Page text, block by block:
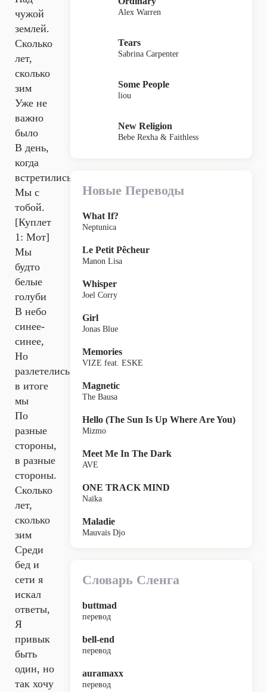
чужой
землей.
Сколько
лет,
сколько
зим
Уже не
важно
было
В день,
когда
встретились
Мы с
тобой.
[Куплет
1: Мот]
Мы
будто
белые
голуби
В небо
синее-
синее,
Но
разлетелись
в итоге
мы
По
разные
стороны,
в разные
стороны.
Сколько
лет,
сколько
зим
Среди
бед и
сети я
искал
ответы,
Я
привык
быть
один, но
так хочу
Alex Warren
Tears
Sabrina Carpenter
Some People
liou
New Religion
Bebe Rexha & Faithless
Новые Переводы
What If?
Neptunica
Le Petit Pêcheur
Manon Lisa
Whisper
Joel Corry
Girl
Jonas Blue
Memories
VIZE feat. ESKE
Magnetic
The Bausa
Hello (The Sun Is Up Where Are You)
Mizmo
Meet Me In The Dark
AVE
ONE TRACK MIND
Naïka
Maladie
Mauvais Djo
Словарь Сленга
buttmad
перевод
bell-end
перевод
auramaxx
перевод